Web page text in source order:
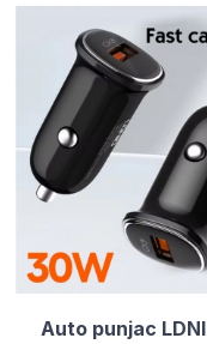
Auto punjac